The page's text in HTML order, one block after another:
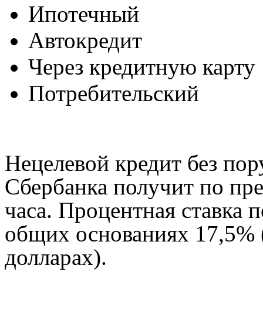
Ипотечный
Автокредит
Через кредитную карту
Потребительский
Нецелевой кредит без
Сбербанка получит по
часа. Процентная ставка
общих основаниях 17,5%
долларах).